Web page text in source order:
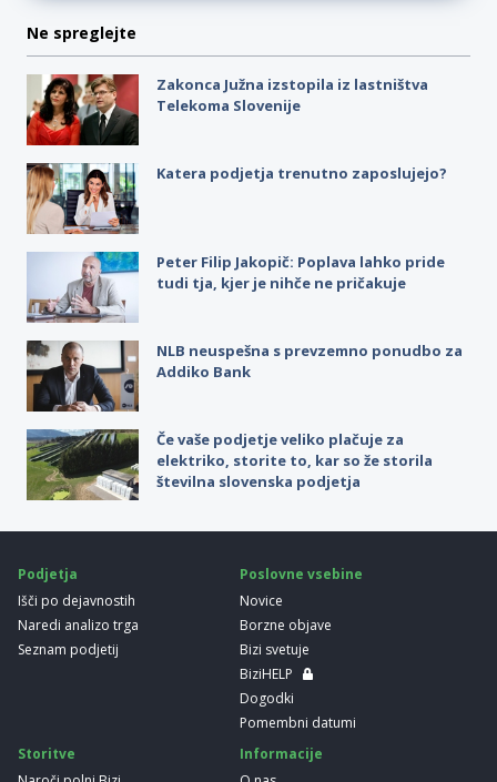
Ne spreglejte
Zakonca Južna izstopila iz lastništva
Telekoma Slovenije
Katera podjetja trenutno zaposlujejo?
Peter Filip Jakopič: Poplava lahko pride
tudi tja, kjer je nihče ne pričakuje
NLB neuspešna s prevzemno ponudbo za
Addiko Bank
Če vaše podjetje veliko plačuje za
elektriko, storite to, kar so že storila
številna slovenska podjetja
Podjetja
Išči po dejavnostih
Naredi analizo trga
Seznam podjetij
Poslovne vsebine
Novice
Borzne objave
Bizi svetuje
BiziHELP
Dogodki
Pomembni datumi
Storitve
Informacije